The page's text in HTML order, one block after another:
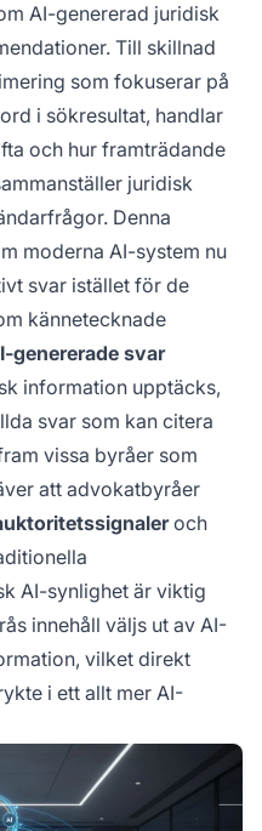
AI Översikter.
på att bli
i AI-genererade
för nyckelord.
AI-genererad juridisk
Till skillnad
som fokuserar på
i sökresultat, handlar
och hur framträdande
juridisk
Denna
moderna AI-system nu
svar istället för de
kännetecknade
genererade svar
information upptäcks,
svar som kan citera
vissa byråer som
att advokatbyråer
och
AI-synlighet är viktig
innehåll väljs ut av AI-
vilket direkt
i ett allt mer AI-